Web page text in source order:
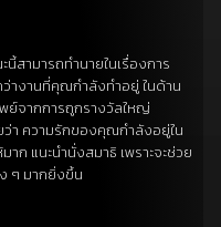
สามารถทำนายในเรื่องการ
างานที่คุณกำลังทำอยู่ ในด้าน
ย์จากการถูกรางวัลใหญ่
า ความรักของคุณกำลังอยู่ใน
ก แนะนำนั่งสมาธิ เพราะจะช่วย
ๆ มากยิ่งขึ้น